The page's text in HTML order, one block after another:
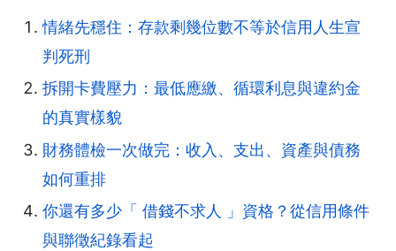
情緒先穩住：存款剩幾位數不等於信用人生宣
判死刑
拆開卡費壓力：最低應繳、循環利息與違約金
的真實樣貌
財務體檢一次做完：收入、支出、資產與債務
如何重排
你還有多少「 借錢不求人 」資格？從信用條件
與聯徵紀錄看起